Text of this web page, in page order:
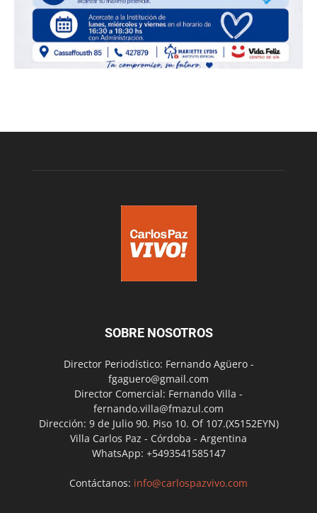
SOBRE NOSOTROS
Director Periodístico: Fernando Agüero -
fgaguero@gmail.com
Director Comercial: Fernando Villa -
fernando.villa@fmazul.com
Dirección: 9 de Julio 90. Piso 10. Of 107.(X5152EYN)
Villa Carlos Paz - Córdoba - Argentina
WhatsApp: +5493541585147
Contáctanos: info@carlospazvivo.com